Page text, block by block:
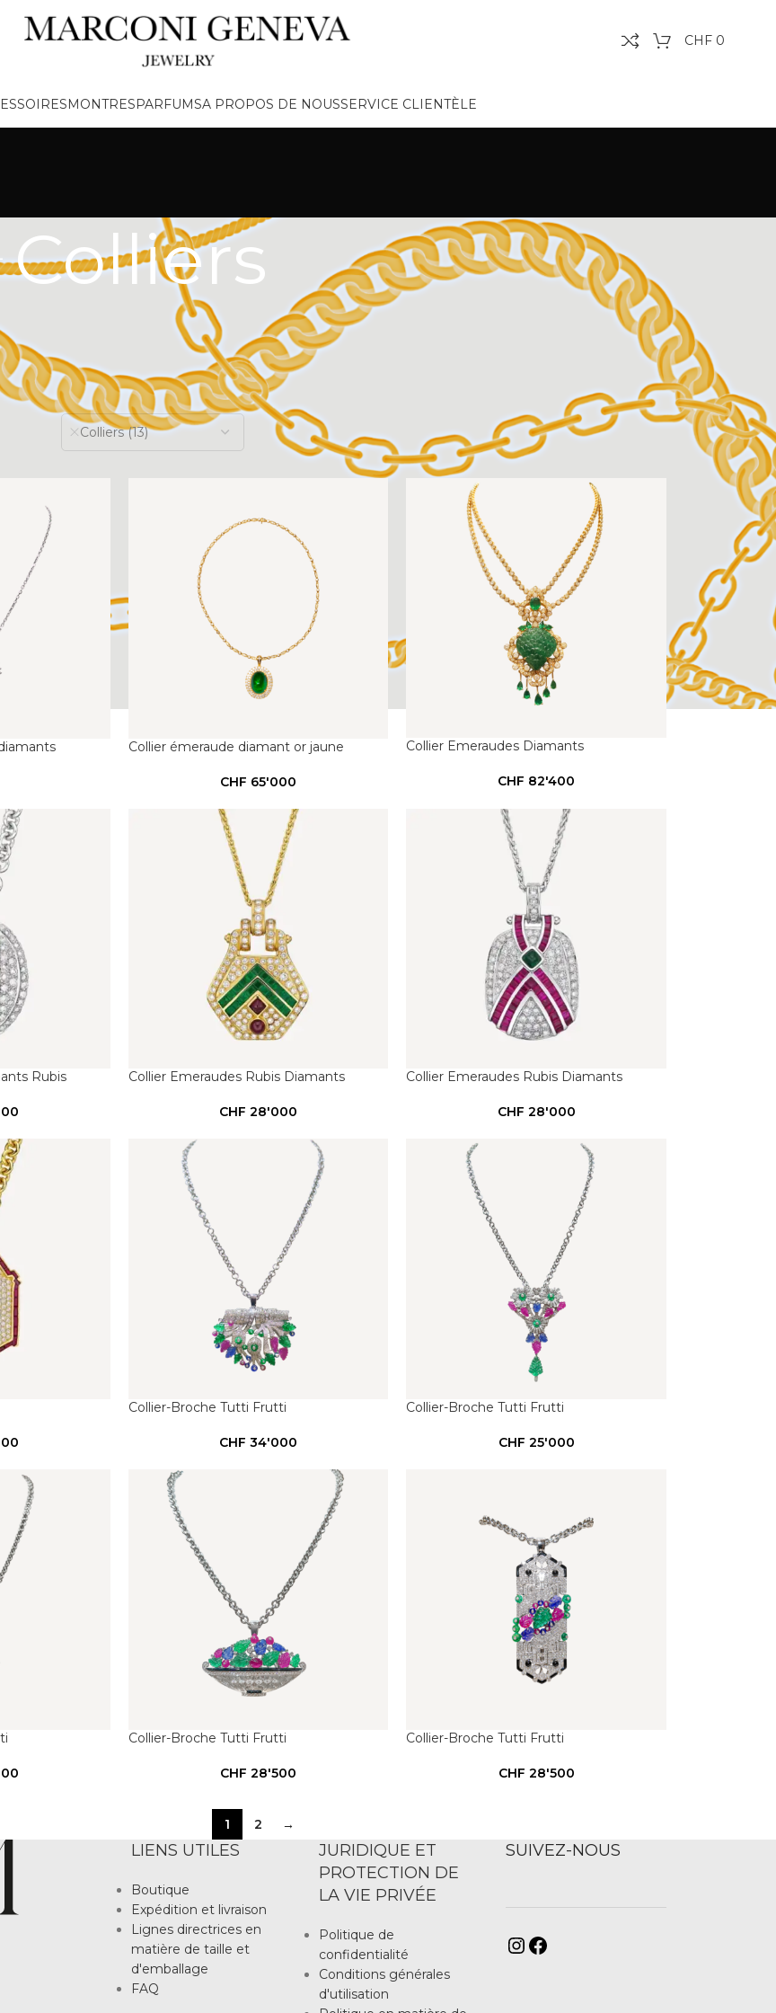
CHF0
MONTRESPARFUMSA PROPOS DE NOUSSERVICE CLIENTÈLE
Colliers
24
CATÉGORIES DE
PRODUITS
Colliers (13)
Collier émeraude diamant or jaune
CHF 65'000
Collier Emeraudes Diamants
CHF 82'400
Rubis Collier Emeraudes Rubis Diamants
CHF 28'000
Collier Emeraudes Rubis Diamants
CHF 28'000
Collier-Broche Tutti Frutti
CHF 34'000
Collier-Broche Tutti Frutti
CHF 25'000
Collier-Broche Tutti Frutti
CHF 28'500
Collier-Broche Tutti Frutti
CHF 28'500
1 2 →
LIENS UTILES
Boutique
Expédition et livraison
Lignes directrices en
matière de taille et
d'emballage
FAQ
JURIDIQUE ET
PROTECTION DE
LA VIE PRIVÉE
Politique de
confidentialité
Conditions générales
d'utilisation
SUIVEZ-NOUS